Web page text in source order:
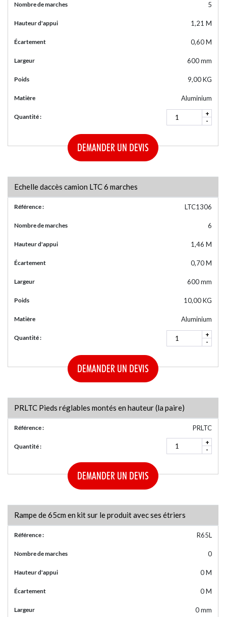
Nombre de marches 5
Hauteur d'appui 1,21 M
Écartement 0,60 M
Largeur 600 mm
Poids 9,00 KG
Matière Aluminium
Quantité : +
-
DEMANDER UN DEVIS
Echelle daccès camion LTC 6 marches
Référence : LTC1306
Nombre de marches 6
Hauteur d'appui 1,46 M
Écartement 0,70 M
Largeur 600 mm
Poids 10,00 KG
Matière Aluminium
Quantité : +
-
DEMANDER UN DEVIS
PRLTC Pieds réglables montés en hauteur (la paire)
Référence : PRLTC
Quantité :
+
-
DEMANDER UN DEVIS
Rampe de 65cm en kit sur le produit avec ses étriers
Référence : R65L
Nombre de marches 0
Hauteur d'appui 0 M
Écartement 0 M
Largeur 0 mm